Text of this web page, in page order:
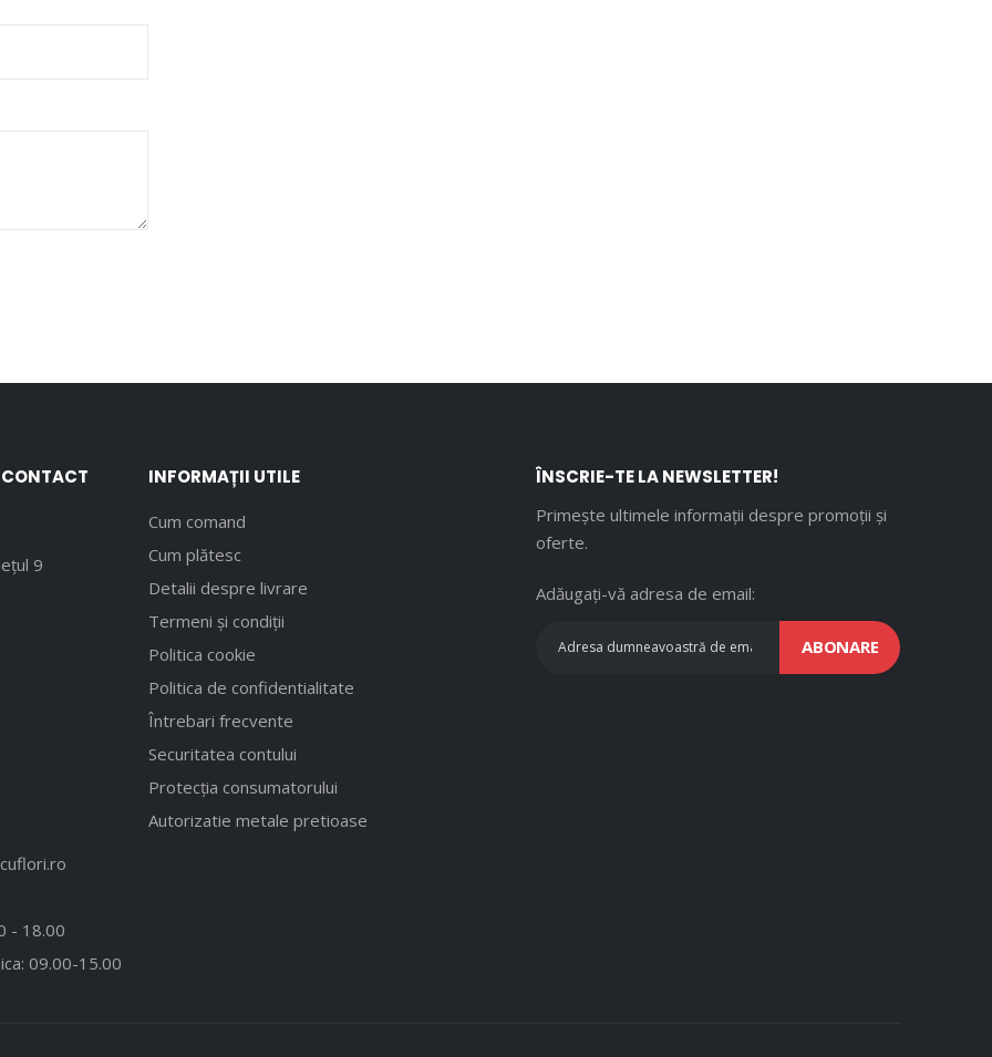
9
- 18.00
09.00-15.00
INFORMAȚII UTILE
Cum comand
Cum plătesc
Detalii despre livrare
Termeni și condiții
Politica cookie
Politica de confidentialitate
Întrebari frecvente
Securitatea contului
Protecția consumatorului
Autorizatie metale pretioase
ÎNSCRIE-TE LA NEWSLETTER!
Primește ultimele informații despre promoții și
oferte.
Adăugați-vă adresa de email:
ABONARE